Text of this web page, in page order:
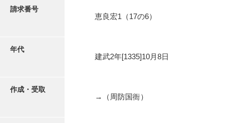
近代刊行写真帳類
請求番号
恵良宏1（17の6）
年代
建武2年[1335]10月8日
作成・受取
→（周防国衙）